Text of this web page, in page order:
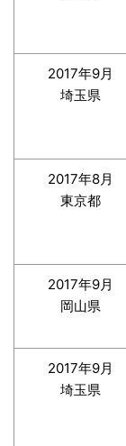
2017年9月
埼玉県
2017年8月
東京都
2017年9月
岡山県
2017年9月
埼玉県